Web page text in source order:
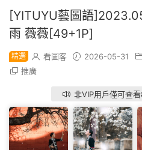
[YITUYU藝圖語
雨 薇薇[49+1P]
精選 看圖客 2026-05-31
推廣
非VIP用戶僅可查